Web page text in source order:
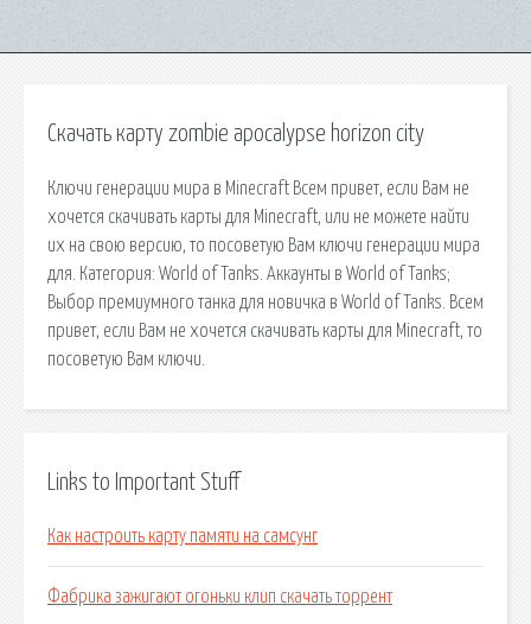
Скачать карту zombie apocalypse horizon city
Ключи генерации мира в Minecraft Всем привет, если Вам не
хочется скачивать карты для Minecraft, или не можете найти
их на свою версию, то посоветую Вам ключи генерации мира
для. Категория: World of Tanks. Аккаунты в World of Tanks;
Выбор премиумного танка для новичка в World of Tanks. Всем
привет, если Вам не хочется скачивать карты для Minecraft, то
посоветую Вам ключи.
Links to Important Stuff
Как настроить карту памяти на самсунг
Фабрика зажигают огоньки клип скачать торрент